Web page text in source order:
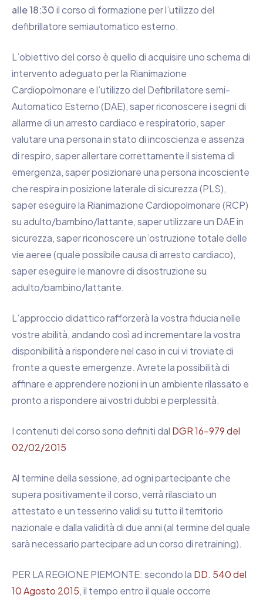
alle 18:30il corso di formazione per l’utilizzo del
defibrillatore semiautomatico esterno.
L’obiettivo del corso è quello di acquisire uno schema di
intervento adeguato per la Rianimazione
Cardiopolmonare e l’utilizzo del Defibrillatore semi-
Automatico Esterno (DAE), saper riconoscere i segni di
allarme di un arresto cardiaco e respiratorio, saper
valutare una persona in stato di incoscienza e assenza
di respiro, saper allertare correttamente il sistema di
emergenza, saper posizionare una persona incosciente
che respira in posizione laterale di sicurezza (PLS),
saper eseguire la Rianimazione Cardiopolmonare (RCP)
su adulto/bambino/lattante, saper utilizzare un DAE in
sicurezza, saper riconoscere un’ostruzione totale delle
vie aeree (quale possibile causa di arresto cardiaco),
saper eseguire le manovre di disostruzione su
adulto/bambino/lattante.
L’approccio didattico rafforzerà la vostra fiducia nelle
vostre abilità, andando così ad incrementare la vostra
disponibilità a rispondere nel caso in cui vi troviate di
fronte a queste emergenze. Avrete la possibilità di
affinare e apprendere nozioni in un ambiente rilassato e
pronto a rispondere ai vostri dubbi e perplessità.
I contenuti del corso sono definiti dal DGR 16-979 del
02/02/2015
Al termine della sessione, ad ogni partecipante che
supera positivamente il corso, verrà rilasciato un
attestato e un tesserino validi su tutto il territorio
nazionale e dalla validità di due anni (al termine del quale
sarà necessario partecipare ad un corso di retraining).
PER LA REGIONE PIEMONTE: secondo la DD. 540 del
10 Agosto 2015, il tempo entro il quale occorre